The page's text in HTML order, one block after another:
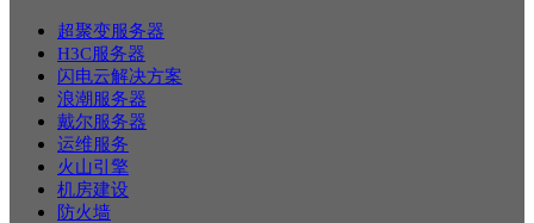
超聚变服务器
H3C服务器
闪电云解决方案
浪潮服务器
戴尔服务器
运维服务
火山引擎
机房建设
防火墙